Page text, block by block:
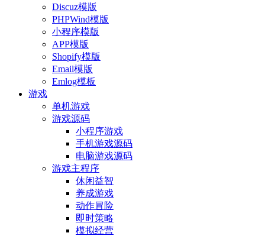
Discuz模版
PHPWind模版
小程序模版
APP模版
Shopify模版
Email模版
Emlog模板
游戏
单机游戏
游戏源码
小程序游戏
手机游戏源码
电脑游戏源码
游戏主程序
休闲益智
养成游戏
动作冒险
即时策略
模拟经营